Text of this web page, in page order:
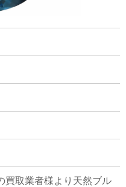
買取業者様より天然ブル